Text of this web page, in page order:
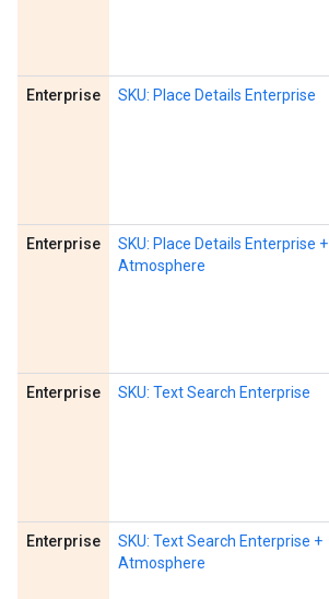
Enterprise SKU: Place Details Enterprise
Enterprise
SKU: Place Details Enterprise +
Atmosphere
Enterprise SKU: Text Search Enterprise
Enterprise
SKU: Text Search Enterprise +
Atmosphere